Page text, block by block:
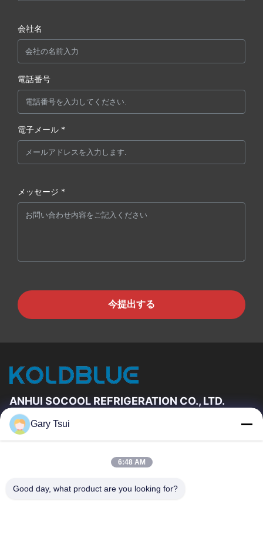
会社名
電話番号
電子メール *
メッセージ *
今提出する
ANHUI SOCOOL REFRIGERATION CO., LTD.
速いリンク
私達について
工場旅行
品質管理
Gary Tsui
6:48 AM
Good day, what product are you looking for?